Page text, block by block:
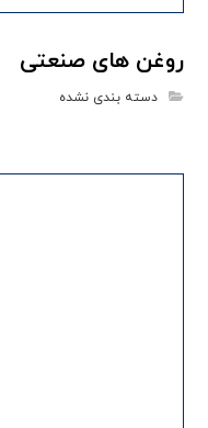
روغن های صنعتی
دسته بندی نشده